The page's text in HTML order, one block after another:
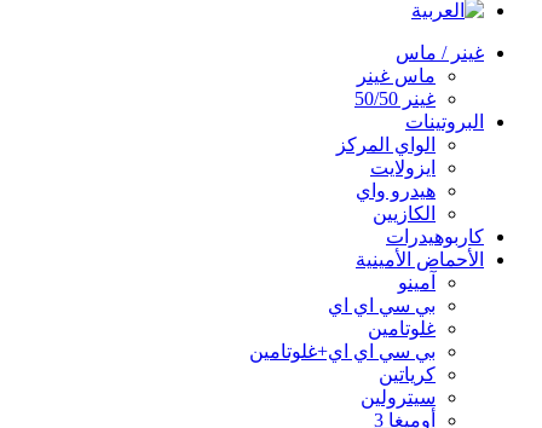
غينر / ماس
ماس غينر
غينر 50/50
البروتينات
الواي المركز
ايزولايت
هيدرو واي
الكازيين
كاربوهيدرات
الأحماض الأمينية
آمينو
بي سي اي اي
غلوتامين
بي سي اي اي+غلوتامين
كرياتين
سيترولين
أوميغا 3